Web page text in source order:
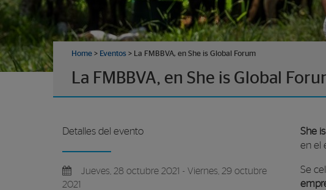
Home > Eventos > La FMBBVA, en She is Global Forum
La FMBBVA, en She is Global
Detalles del evento
Jueves, 28 octubre 2021 - Viernes, 29 octubre
2021
She
en el
Se